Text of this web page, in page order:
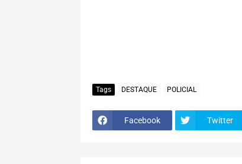
Tags DESTAQUE POLICIAL
Facebook Twitter